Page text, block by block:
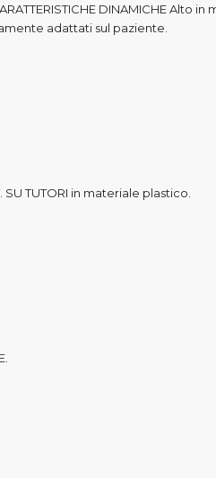
DINAMICHE Alto
adattati sul paziente.
SU TUTORI in materiale plastico.